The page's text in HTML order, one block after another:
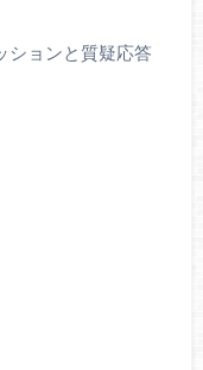
ションと質疑応答